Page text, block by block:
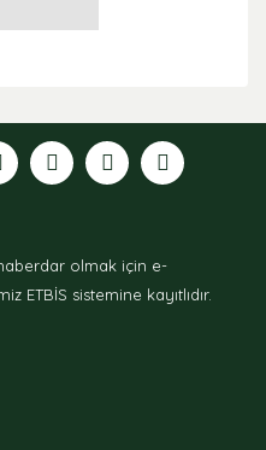
iletebilirsiniz.
ederiz.
bulunuyor.
pahalı.
olmalı.
olmak için e-
ETBİS sistemine kayıtlıdır.